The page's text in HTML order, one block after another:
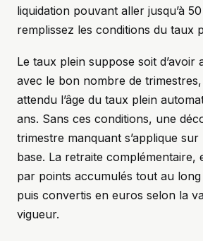
liquidation pouvant aller jusqu’à
remplissez les conditions du taux
Le taux plein suppose soit d’avoir
avec le bon nombre de trimestres,
attendu l’âge du taux plein
ans. Sans ces conditions, une
trimestre manquant s’applique
base. La retraite complémentaire,
par points accumulés tout au
puis convertis en euros selon la
vigueur.